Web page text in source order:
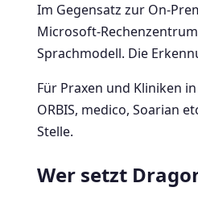
Im Gegensatz zur On-
Microsoft-
Sprachmodell. Die
Für Praxen und Kliniken
ORBIS, medico, Soarian
Stelle.
Wer setzt